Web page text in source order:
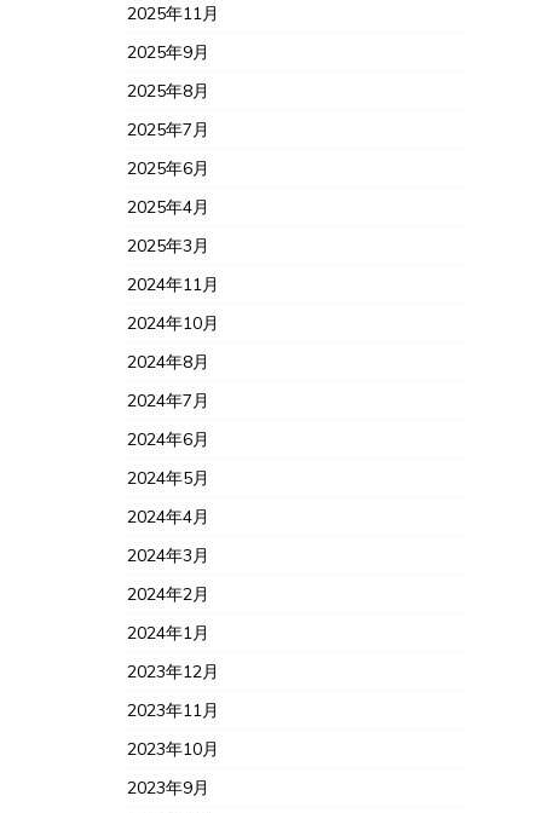
2025年11月
2025年9月
2025年8月
2025年7月
2025年6月
2025年4月
2025年3月
2024年11月
2024年10月
2024年8月
2024年7月
2024年6月
2024年5月
2024年4月
2024年3月
2024年2月
2024年1月
2023年12月
2023年11月
2023年10月
2023年9月